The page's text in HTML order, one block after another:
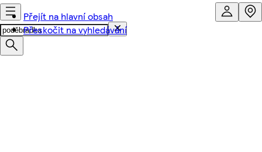
Přejít na hlavní obsah
Přeskočit na vyhledávání